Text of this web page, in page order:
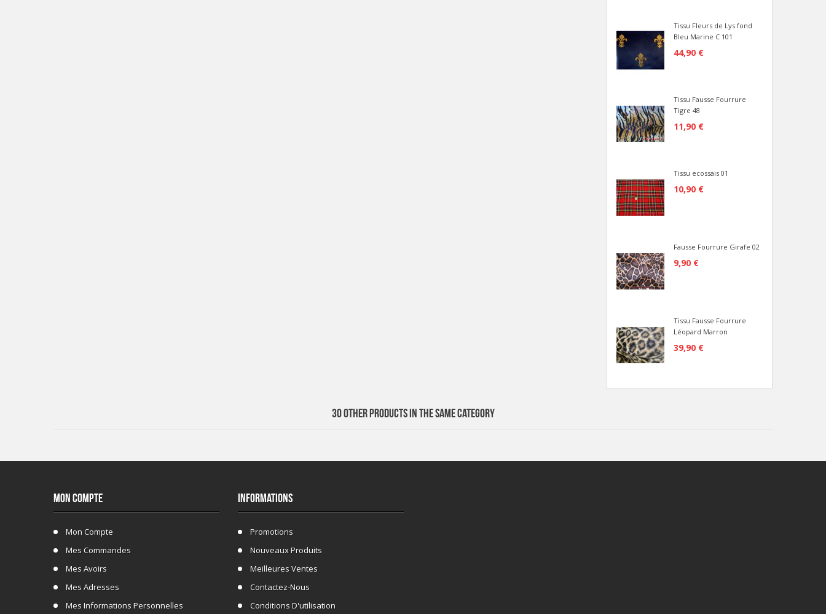
Tissu Fleurs de Lys fond
Bleu Marine C 101
44,90 €
Tissu Fausse Fourrure
Tigre 48
11,90 €
Tissu ecossais 01
10,90 €
Fausse Fourrure Girafe 02
9,90 €
Tissu Fausse Fourrure
Léopard Marron
39,90 €
30 OTHER PRODUCTS IN THE SAME CATEGORY
MON COMPTE
Mon Compte
Mes Commandes
Mes Avoirs
Mes Adresses
Mes Informations Personnelles
INFORMATIONS
Promotions
Nouveaux Produits
Meilleures Ventes
Contactez-Nous
Conditions D'utilisation